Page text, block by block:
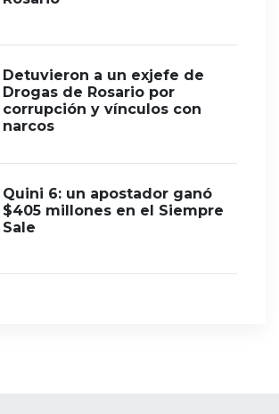
Detuvieron a un exjefe de
Drogas de Rosario por
corrupción y vínculos con
narcos
Quini 6: un apostador ganó
$405 millones en el Siempre
Sale